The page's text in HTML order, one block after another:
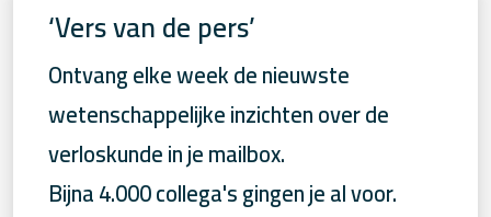
‘Vers van de pers’
Ontvang elke week de nieuwste
wetenschappelijke inzichten over de
verloskunde in je mailbox.
Bijna 4.000 collega's gingen je al voor.